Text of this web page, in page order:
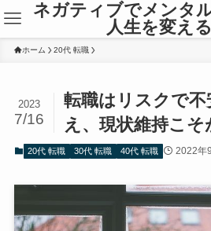
ネガティブでメンタ
人生を変え
ホーム 20代 転職
転職はリスクで
え、現状維持こ
2023
7/16
20代 転職 30代 転職 40代 転職 2022年